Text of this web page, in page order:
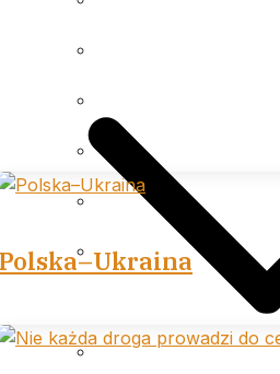
Moduły
Cennik
Polityka
cookies)
Warunki